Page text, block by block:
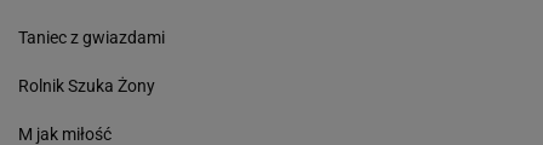
Taniec z gwiazdami
Rolnik Szuka Żony
M jak miłość